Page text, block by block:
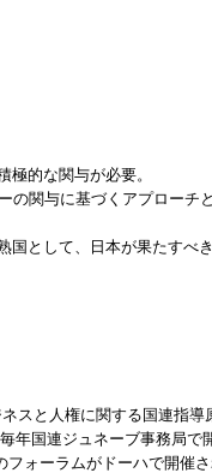
的な関与が必要。
の関与に基づくアプローチ
として、日本が果たすべ
スと人権に関する国連指導
年国連ジュネーブ事務局で
ォーラムがドーハで開催さ